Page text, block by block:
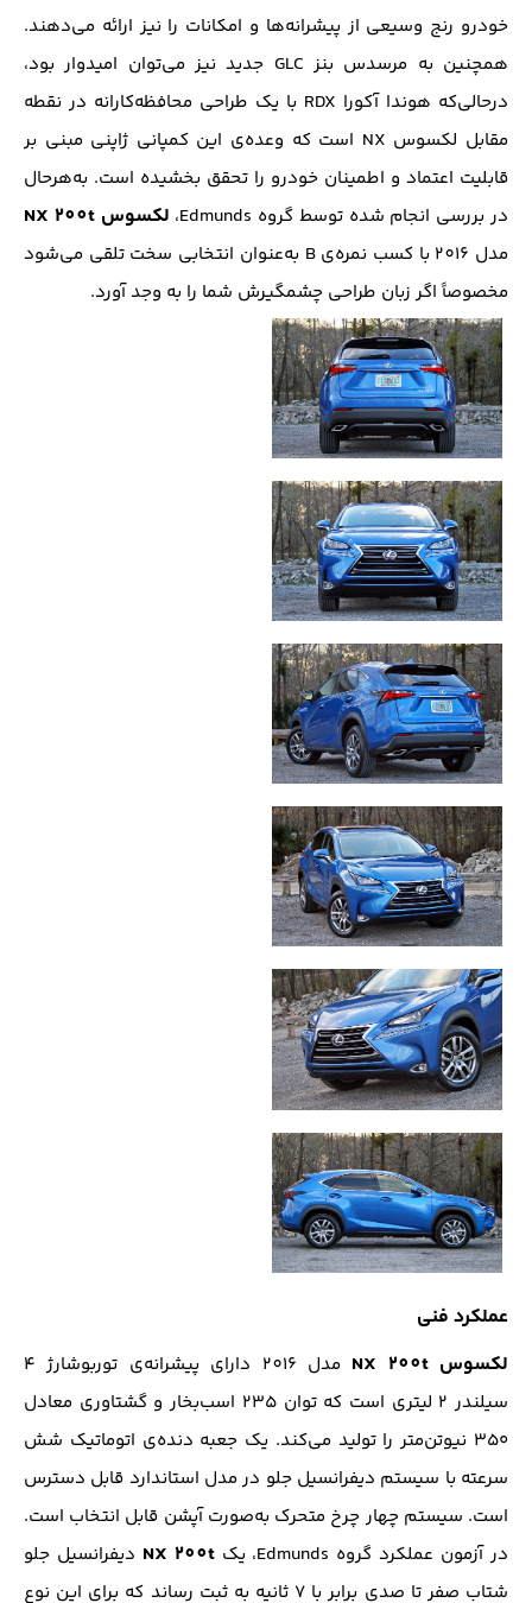
خودرو رنج وسیعی از پیشرانه‌ها و امکانات را نیز ارائه می‌دهند.
همچنین به مرسدس بنز GLC جدید نیز می‌توان امیدوار بود،
درحالی‌که هوندا آکورا RDX با یک طراحی محافظه‌کارانه در نقطه
مقابل لکسوس NX است که وعده‌ی این کمپانی ژاپنی مبنی بر
قابلیت اعتماد و اطمینان خودرو را تحقق بخشیده است. به‌هرحال
در بررسی انجام شده توسط گروه Edmunds،
لکسوس NX 200t
مدل 201۶ با کسب نمره‌ی B به‌عنوان انتخابی سخت تلقی می‌شود
مخصوصاً اگر زبان طراحی چشمگیرش شما را به وجد آورد.
عملکرد فنی
لکسوس NX 200t
مدل 201۶ دارای پیشرانه‌ی توربوشارژ ۴
سیلندر ۲ لیتری است که توان ۲۳۵ اسب‌بخار و گشتاوری معادل
۳۵۰ نیوتن‌متر را تولید می‌کند. یک جعبه دنده‌ی اتوماتیک شش
سرعته با سیستم دیفرانسیل جلو در مدل استاندارد قابل دسترس
است. سیستم چهار چرخ متحرک به‌صورت آپشن قابل انتخاب است.
در آزمون عملکرد گروه Edmunds، یک
NX 200t دیفرانسیل جلو
شتاب صفر تا صدی برابر با ۷ ثانیه به ثبت رساند که برای این نوع